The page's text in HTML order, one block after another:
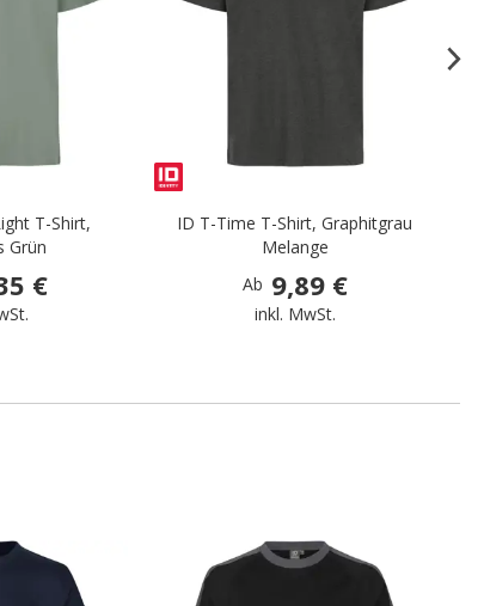
T-Shirt,
Grün
€
ID T-Time T-Shirt, Graphitgrau
Melange
Ab 9,89 €
inkl. MwSt.